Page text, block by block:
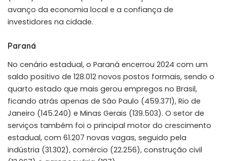
avanço da economia local e a confiança de
investidores na cidade.
Paraná
No cenário estadual, o Paraná encerrou 2024 com um
saldo positivo de 128.012 novos postos formais, sendo o
quarto estado que mais gerou empregos no Brasil,
ficando atrás apenas de São Paulo (459.371), Rio de
Janeiro (145.240) e Minas Gerais (139.503). O setor de
serviços também foi o principal motor do crescimento
estadual, com 61.207 novas vagas, seguido pela
indústria (31.302), comércio (22.256), construção civil